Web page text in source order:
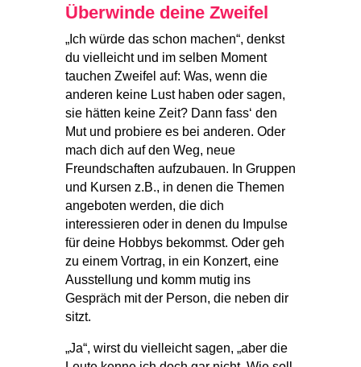
Überwinde deine Zweifel
„Ich würde das schon machen“, denkst
du vielleicht und im selben Moment
tauchen Zweifel auf: Was, wenn die
anderen keine Lust haben oder sagen,
sie hätten keine Zeit? Dann fass‘ den
Mut und probiere es bei anderen. Oder
mach dich auf den Weg, neue
Freundschaften aufzubauen. In Gruppen
und Kursen z.B., in denen die Themen
angeboten werden, die dich
interessieren oder in denen du Impulse
für deine Hobbys bekommst. Oder geh
zu einem Vortrag, in ein Konzert, eine
Ausstellung und komm mutig ins
Gespräch mit der Person, die neben dir
sitzt.
„Ja“, wirst du vielleicht sagen, „aber die